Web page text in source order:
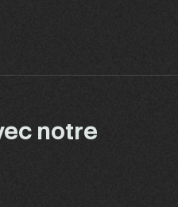
notre